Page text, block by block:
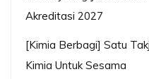
Akreditasi 2027
[Kimia Berbagi] Satu
Kimia Untuk Sesama